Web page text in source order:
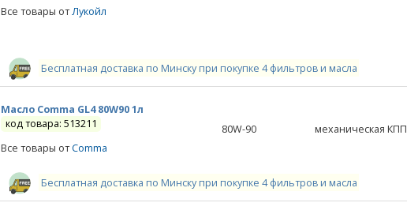
Все товары отЛукойл
Бесплатная доставка по Минску при покупке 4 фильтров и масла
Масло Comma GL4 80W90 1л
код товара: 513211
Все товары отComma
80W-90 механическая КПП
Бесплатная доставка по Минску при покупке 4 фильтров и масла